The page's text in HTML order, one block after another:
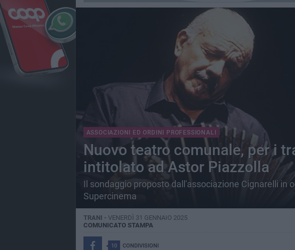
ASSOCIAZIONI ED ORDINI PROFESSIONALI
Nuovo teatro comunale, per i
intitolato ad Astor Piazzolla
Il sondaggio proposto dall'associazione Cignarelli in
Supercinema
TRANI - VENERDÌ 31 GENNAIO 2025
COMUNICATO STAMPA
10 CONDIVISIONI